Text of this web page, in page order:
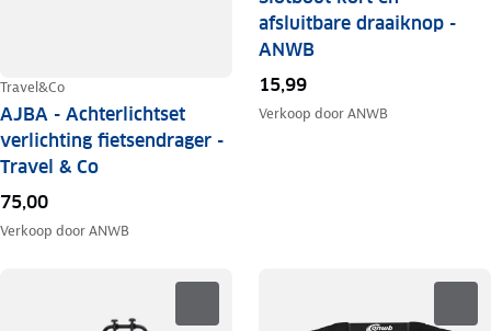
Travel&Co
AJBA - Achterlichtset
verlichting fietsendrager -
Travel & Co
75,00
Verkoop doorANWB
afsluitbare draaiknop -
ANWB
15,99
Verkoop doorANWB